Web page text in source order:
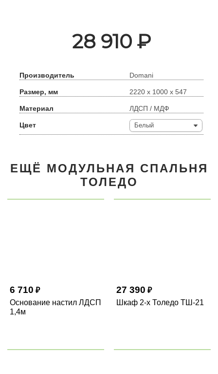
28 910 ₽
Производитель Domani
Размер, мм 2220 х 1000 х 547
Материал ЛДСП / МДФ
Цвет Белый
ЕЩЁ МОДУЛЬНАЯ СПАЛЬНЯ
ТОЛЕДО
6 710 ₽
Основание настил ЛДСП
1,4м
27 390 ₽
Шкаф 2-х Толедо ТШ-21